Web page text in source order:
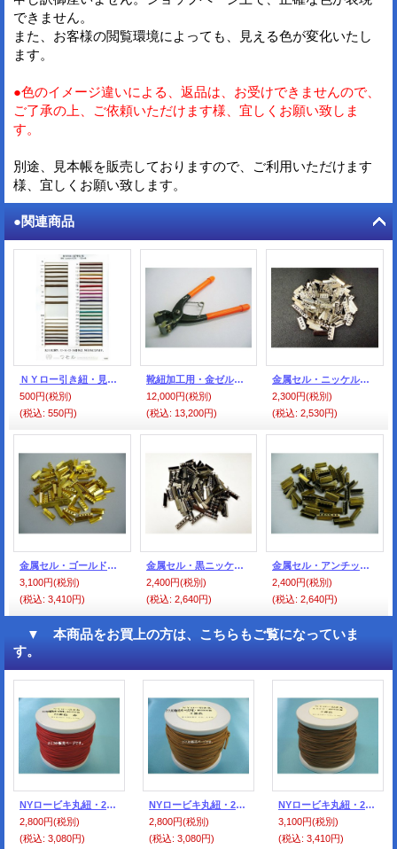
できません。
また、お客様の閲覧環境によっても、見える色が変化いたし
ます。
●色のイメージ違いによる、返品は、お受けできませんので、
ご了承の上、ご依頼いただけます様、宜しくお願い致しま
す。
別途、見本帳を販売しておりますので、ご利用いただけます
様、宜しくお願い致します。
●関連商品
ＮＹロー引き紐・見本帳
500円(税別)
(税込: 550円)
靴紐加工用・金ゼル・ペンチ
12,000円(税別)
(税込: 13,200円)
金属セル・ニッケル色=シルバー色（100個入）
2,300円(税別)
(税込: 2,530円)
金属セル・ゴールド色（100個入）
3,100円(税別)
(税込: 3,410円)
金属セル・黒ニッケル色（100個入）
2,400円(税別)
(税込: 2,640円)
金属セル・アンチック色（100個入）
2,400円(税別)
(税込: 2,640円)
▼ 本商品をお買上の方は、こちらもご覧になっていま
す。
NYロービキ丸紐・2ミリ (15)赤 約50Mボビン巻
2,800円(税別)
(税込: 3,080円)
NYロービキ丸紐・2ミリ (４)キャメル 約50Mボビン巻
2,800円(税別)
(税込: 3,080円)
NYロービキ丸紐・2、5ミリ (5)ベージュ 約50Mボビン巻
3,100円(税別)
(税込: 3,410円)